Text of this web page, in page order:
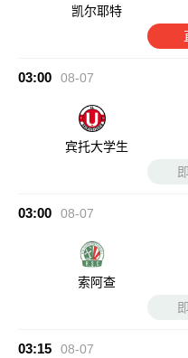
凯尔耶特
03:00 08-07
宾托大学生
03:00 08-07
索阿查
03:15 08-07